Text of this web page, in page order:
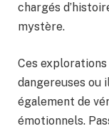
chargés
mystère.
Ces
dangereuses ou
également de
émotionnels.